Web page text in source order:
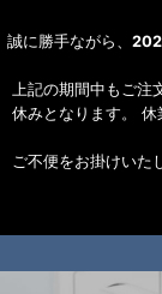
誠に勝手ながら、
上記の期間中もご注
休みとなります。
ご不便をお掛けいた
to